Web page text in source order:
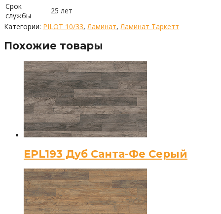
Срок
службы
25 лет
Категории: PILOT 10/33, Ламинат, Ламинат Таркетт
Похожие товары
EPL193 Дуб Санта-Фе Серый